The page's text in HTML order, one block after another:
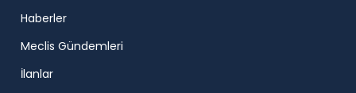
Haberler
Meclis Gündemleri
İlanlar